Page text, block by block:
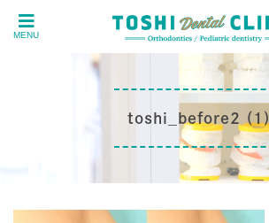
MENU
toshi_before2 (1)